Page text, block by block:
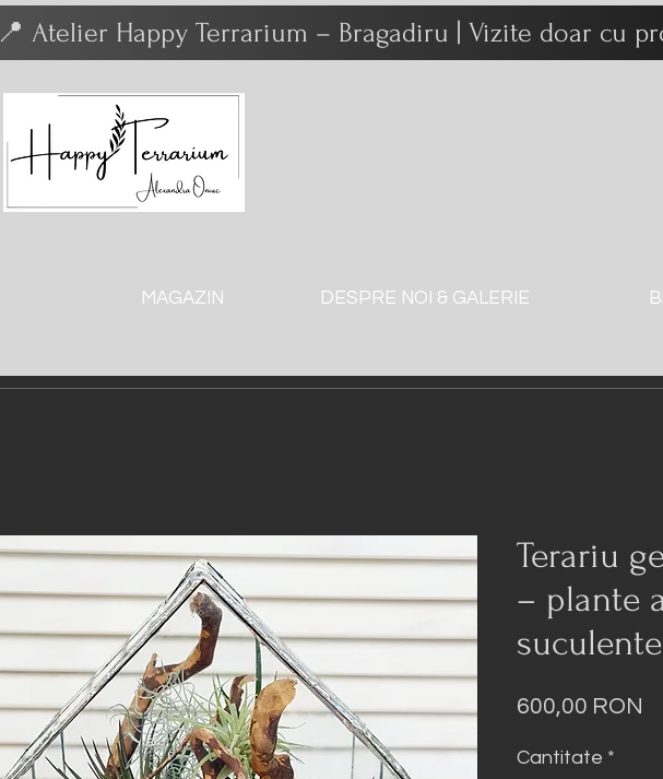
📍 Atelier Happy Terrarium – Bragadiru | Vizite doar cu
MAGAZIN DESPRE NOI & GALERIE
Terariu
– plante
suculente
600,00 RON
Cantitate *